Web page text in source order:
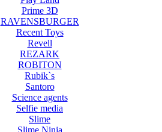
Prime 3D
RAVENSBURGER
Recent Toys
Revell
REZARK
ROBITON
Rubik`s
Santoro
Science agents
Selfie media
Slime